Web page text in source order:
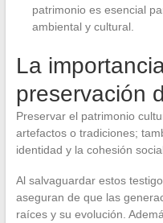
patrimonio es esencial
ambiental y cultural.
La
preservación
Preservar el patrimonio
artefactos o tradiciones;
identidad y la cohesión
Al salvaguardar estos
aseguran de que las
raíces y su evolución.